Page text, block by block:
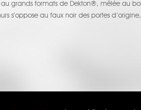
au grands formats de Dekton®, mêlée au
s’oppose au faux noir des portes